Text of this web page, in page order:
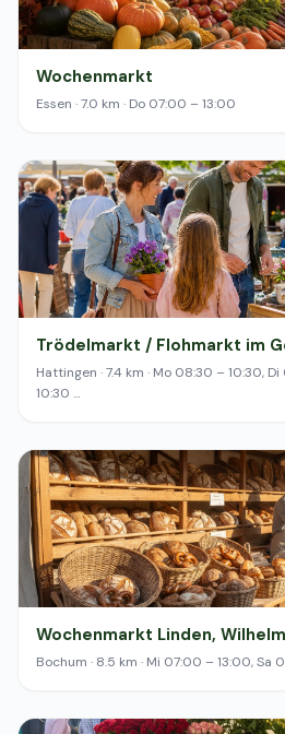
Wochenmarkt
Essen · 7.0 km · Do 07:00 – 13:00
Trödelmarkt / Flohmarkt im
Hattingen · 7.4 km · Mo 08:30 – 10:30,
10:30 …
Wochenmarkt Linden,
Bochum · 8.5 km · Mi 07:00 – 13:00, Sa